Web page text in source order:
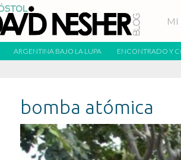
MI
ARGENTINA BAJO LA LUPA ENCONTRADO Y
bomba atómica